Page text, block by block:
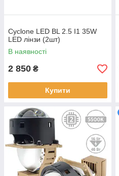
Cyclone LED BL 2.5 I1 35W
LED лінзи (2шт)
В наявності
2 850 ₴
Купити